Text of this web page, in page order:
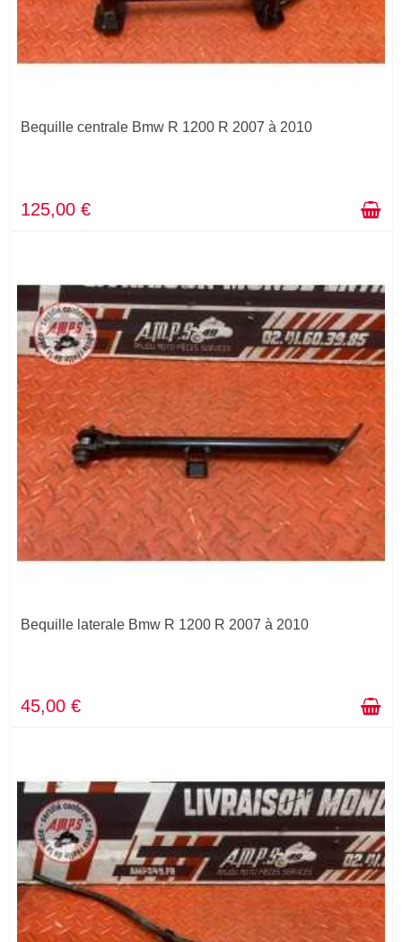
Bequille centrale Bmw R 1200 R 2007 à 2010
125,00 €
Bequille laterale Bmw R 1200 R 2007 à 2010
45,00 €